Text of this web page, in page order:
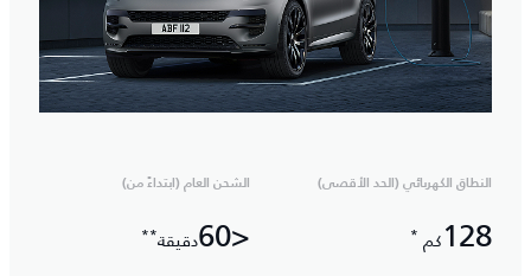
النطاق الكهربائي (الحد الأقصى)
128كم *
الشحن العام (ابتداءً من)
<60 دقيقة**